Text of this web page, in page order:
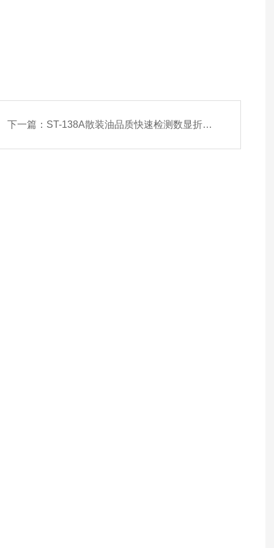
下一篇： ST-138A散装油品质快速检测数显折光仪